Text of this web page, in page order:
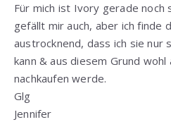
Für mich ist Ivory gerade
gefällt mir auch, aber ich finde
austrocknend, dass ich sie nur
kann & aus diesem Grund wohl
nachkaufen werde.
Glg
Jennifer